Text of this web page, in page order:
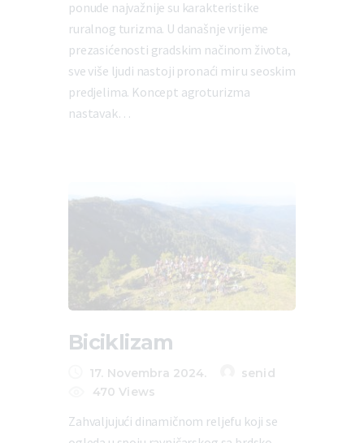
ponude najvažnije su karakteristike
ruralnog turizma. U današnje vrijeme
prezasićenosti gradskim načinom života,
sve više ljudi nastoji pronaći mir u seoskim
predjelima. Koncept agroturizma
nastavak…
Biciklizam
17. Novembra 2024.
senid
470 Views
Zahvaljujući dinamičnom reljefu koji se